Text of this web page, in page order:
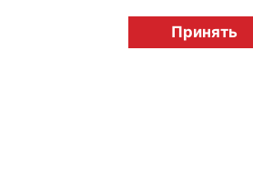
licensingrussia.ru, 2009-
Принять